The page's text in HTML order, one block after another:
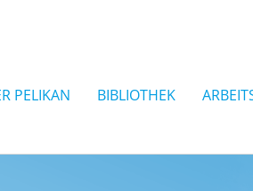
PELIKAN BIBLIOTHEK